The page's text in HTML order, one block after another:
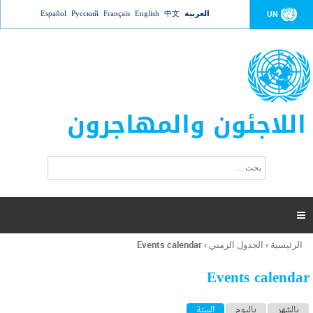
Jump to navigation UN العربية 中文
English
Français
Русский
Español
اللاجئون والمهاجرون
ت
ر
ل
ح
ب

أنت
هنا
الرئيسية › الجدول الزمني ›
Events calendar
Events calendar